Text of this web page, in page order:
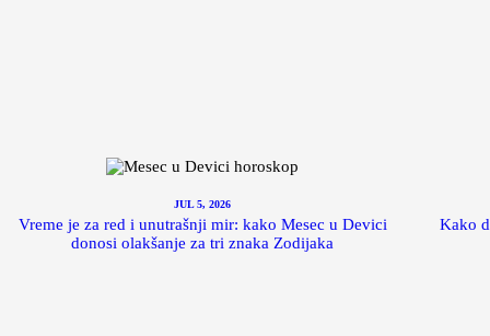
JUL 5, 2026
Vreme je za red i unutrašnji mir: kako Mesec u Devici
donosi olakšanje za tri znaka Zodijaka
Kako